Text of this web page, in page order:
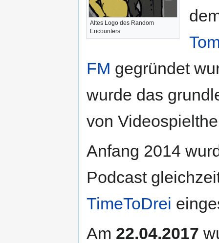
Altes Logo des Random
Encounters
FM gegründet
wurde das
von
Anfang 2014
Podcast
TimeToDrei
Am 22.04.2017